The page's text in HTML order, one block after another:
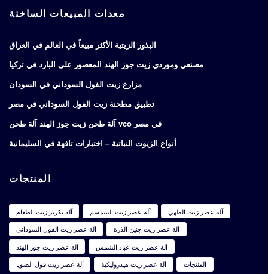
معدات المبيعات الساخنة
البذور الزيتية الأكثر مبيعاً في العالم في العراق
مصنعي وموردي زيت جوز الهند المعصور على البارد في تركيا
مزارع زيت الفول السوداني في السودان
تطبيق مطحنة زيت الفول السوداني في مصر
آلة طحن زيت جوز الهند آلة طحن vco في مصر
أنواع الزيوت النباتية – اختبارات تافهة في السليمانية
المنتجات
آلة تكرير زيت الطعام آلة عصر زيت السمسم
آلة عصر زيت الطهي
آلة عصر زيت الفول السوداني
آلة عصر زيت جنين الذرة
آلة عصر زيت جوز الهند
آلة عصر زيت عباد الشمس
آلة عصر زيت فول الصويا
آلة عصر زيت هيدروليكية المنتجات